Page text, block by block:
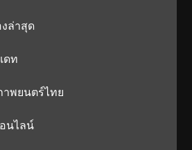
ล่าสุด
ดท
าพยนตร์ไทย
นไลน์